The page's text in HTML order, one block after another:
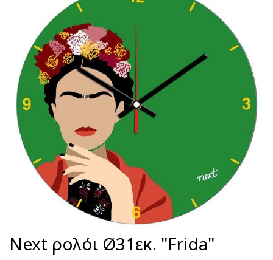
Νext ρολόι Ø31εκ. "Frida"